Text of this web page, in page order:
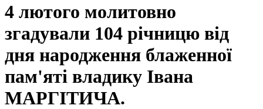
4 лютого молитовно
згадували 104 річницю від
дня народження блаженної
пам'яті владику Івана
МАРГІТИЧА.